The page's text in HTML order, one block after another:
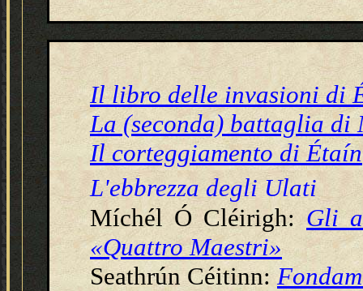
Il libro delle invasioni di
La (seconda) battaglia di
Il corteggiamento di Étaín
L'ebbrezza degli Ulati
Míchél Ó Cléirigh: Gli
«Quattro Maestri»
Seathrún Céitinn: